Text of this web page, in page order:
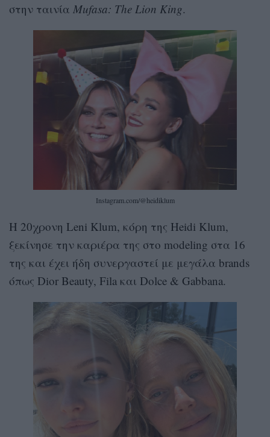
στην ταινία Mufasa: The Lion King.
Instagram.com/@heidiklum
H 20χρονη Leni Klum, κόρη της Heidi Klum,
ξεκίνησε την καριέρα της στο modeling στα 16
της και έχει ήδη συνεργαστεί με μεγάλα brands
όπως Dior Beauty, Fila και Dolce & Gabbana.